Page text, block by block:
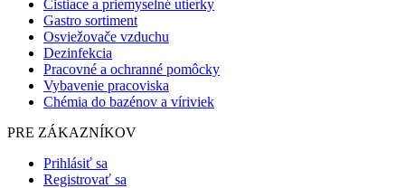
Čistiace a priemyselné utierky
Gastro sortiment
Osviežovače vzduchu
Dezinfekcia
Pracovné a ochranné pomôcky
Vybavenie pracoviska
Chémia do bazénov a víriviek
PRE ZÁKAZNÍKOV
Prihlásiť sa
Registrovať sa